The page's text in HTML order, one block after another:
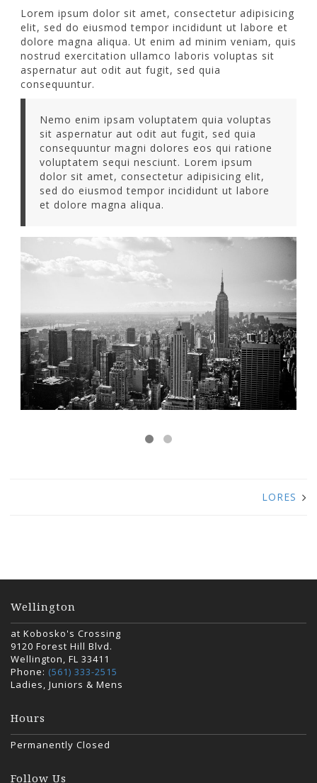
Lorem ipsum dolor sit amet, consectetur adipisicing
elit, sed do eiusmod tempor incididunt ut labore et
dolore magna aliqua. Ut enim ad minim veniam, quis
nostrud exercitation ullamco laboris voluptas sit
aspernatur aut odit aut fugit, sed quia
consequuntur.
Nemo enim ipsam voluptatem quia voluptas
sit aspernatur aut odit aut fugit, sed quia
consequuntur magni dolores eos qui ratione
voluptatem sequi nesciunt. Lorem ipsum
dolor sit amet, consectetur adipisicing elit,
sed do eiusmod tempor incididunt ut labore
et dolore magna aliqua.
LORES
Wellington
at Kobosko's Crossing
9120 Forest Hill Blvd.
Wellington, FL 33411
Phone: (561) 333-2515
Ladies, Juniors & Mens
Hours
Permanently Closed
Follow Us